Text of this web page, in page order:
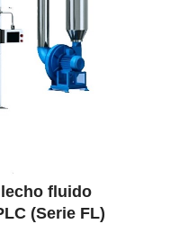
fluido
(Serie FL)